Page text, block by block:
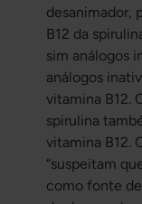
desanimador,
B12 da
sim análogos
análogos
vitamina B12.
spirulina
vitamina B12.
“suspeitam
como fonte